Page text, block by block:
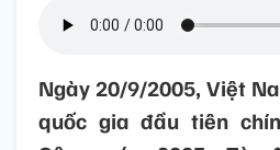
Ngày 20/9/2005, Việt
quốc gia đầu tiên